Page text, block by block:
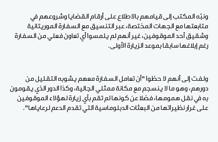
ونبّه المكتب إلى قيامهم بالاطلاع على أرقام القضايا وشروعهم في
متابعتها مع الجهات المختصة، عبر التنسيق مع السفارة الموريتانية
وشقيق أحد الموقوفين، غير أنهم لم يلمسوا أي تعاون فعلي من السفارة
رغم إبلاغها سابقا بموعد الزيارة الأولى.
ولفت إلى أنهم لا حظوا "أن تعامل السفارة معهم يشوبه التقليل من
دورهم، وهو ما لا ينسجم مع مكانة ممثلي الجالية، وكذا الدور الذي يقومون
به في نقل همومها، فضلا عن كونها لم تقم بأي زيارة لهؤلاء الموقوفين
على غرار نظيراتها من البعثات الدبلوماسية التي تقدم الدعم لرعاياها".